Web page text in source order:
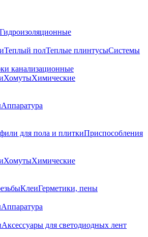
Гидроизоляционные
Теплый полТеплые плинтусыСистемы
канализационные
ХомутыХимические
Аппаратура
для пола и плиткиПриспособления
ХомутыХимические
КлеиГерметики, пены
Аппаратура
Аксессуары для светодиодных лент